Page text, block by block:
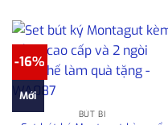
-16%
Mới
BÚT BI